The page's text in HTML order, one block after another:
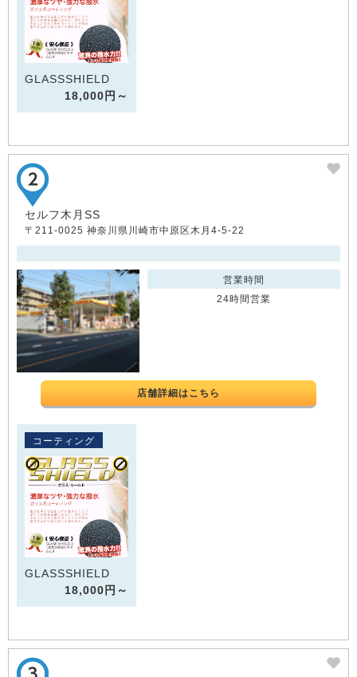
GLASSSHIELD
18,000円～
セルフ木月SS
〒211-0025 神奈川県川崎市中原区木月4-5-22
営業時間
24時間営業
店舗詳細はこちら
コーティング
GLASSSHIELD
18,000円～